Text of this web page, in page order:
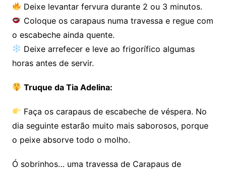
Deixe levantar fervura durante 2 ou 3 minutos.
Coloque os carapaus numa travessa e regue com
o escabeche ainda quente.
Deixe arrefecer e leve ao frigorífico algumas
horas antes de servir.
Truque da Tia Adelina:
Faça os carapaus de escabeche de véspera. No
dia seguinte estarão muito mais saborosos, porque
o peixe absorve todo o molho.
Ó sobrinhos… uma travessa de Carapaus de